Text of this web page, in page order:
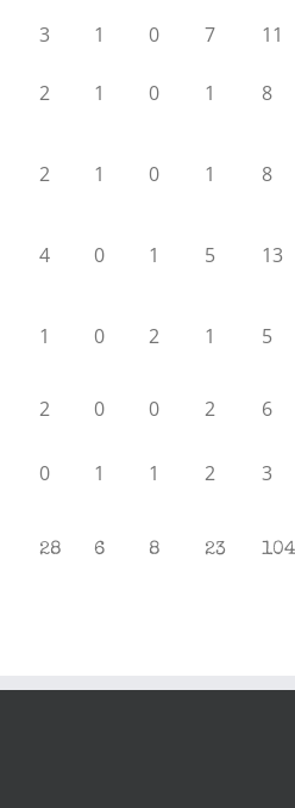
3 1 0 7 11
2 1 0 1 8
2 1 0 1 8
4 0 1 5 13
1 0 2 1 5
2 0 0 2 6
0 1 1 2 3
28 6 8 23 104